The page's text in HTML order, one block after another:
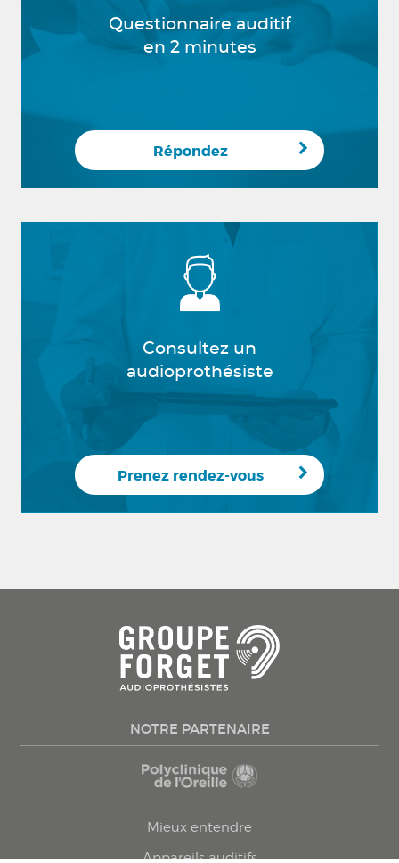
Questionnaire auditif
en 2 minutes
Répondez
Consultez un
audioprothésiste
Prenez rendez-vous
NOTRE PARTENAIRE
Mieux entendre
Appareils auditifs